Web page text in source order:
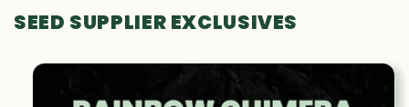
SEED SUPPLIER EXCLUSIVES